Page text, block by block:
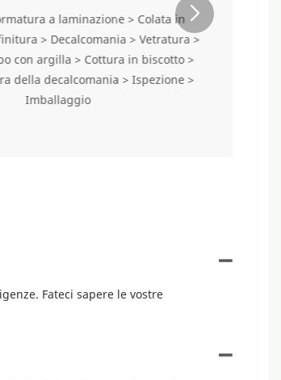
a laminazione > Colata in
> Decalcomania > Vetratura >
con argilla > Cottura in biscotto >
della decalcomania > Ispezione >
Imballaggio
Fateci sapere le vostre